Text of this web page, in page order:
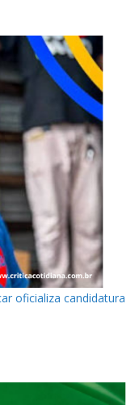
oficializa candidatura